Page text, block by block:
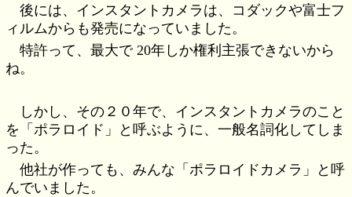
後には、インスタントカメラは、コダックや富士フ
ィルムからも発売になっていました。
特許って、最大で 20年しか権利主張できないから
ね。
しかし、その２０年で、インスタントカメラのこと
を「ポラロイド」と呼ぶように、一般名詞化してしま
った。
他社が作っても、みんな「ポラロイドカメラ」と呼
んでいました。